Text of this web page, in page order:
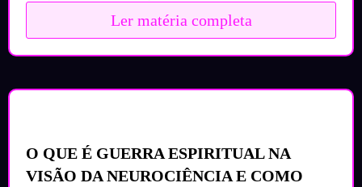
Ler matéria completa
O QUE É GUERRA ESPIRITUAL NA
VISÃO DA NEUROCIÊNCIA E COMO